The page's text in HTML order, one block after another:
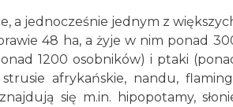
a jednocześnie jednym z
48 ha, a żyje w nim ponad
1200 osobników) i ptaki
afrykańskie, nandu,
się m.in. hipopotamy,